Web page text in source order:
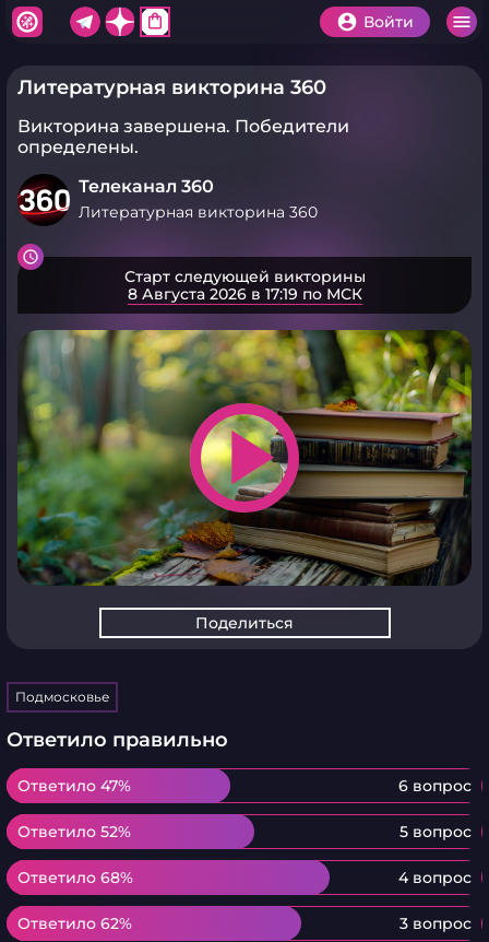
shopping_bag Войти
Литературная викторина 360
Викторина завершена. Победители
определены.
Телеканал 360
Литературная викторина 360
Старт следующей викторины
8 Августа 2026 в 17:19 по МСК
play_arrow
Поделиться
Подмосковье
Ответило правильно
Ответило 47% 6 вопрос
Ответило 47%
Ответило 52% 5 вопрос
Ответило 52%
Ответило 68% 4 вопрос
Ответило 68%
Ответило 62% 3 вопрос
Ответило 62%